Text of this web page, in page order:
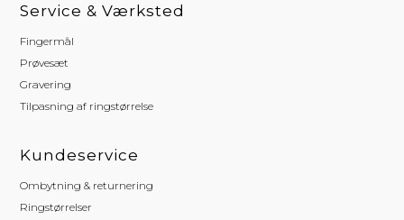
Service & Værksted
Fingermål
Prøvesæt
Gravering
Tilpasning af ringstørrelse
Kundeservice
Ombytning & returnering
Ringstørrelser